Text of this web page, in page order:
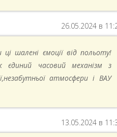
26.05.2024 в
шалені ємоції від польоту!
єдиний часовий механізм з
атмосфери і ВАУ
13.05.2024 в